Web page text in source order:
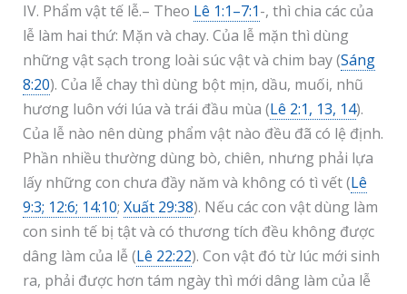
IV. Phẩm vật tế lễ.– Theo Lê 1:1–7:1-, thì chia các của
lễ làm hai thứ: Mặn và chay. Của lễ mặn thì dùng
những vật sạch trong loài súc vật và chim bay (Sáng
8:20). Của lễ chay thì dùng bột mịn, dầu, muối, nhũ
hương luôn với lúa và trái đầu mùa (Lê 2:1, 13, 14).
Của lễ nào nên dùng phẩm vật nào đều đã có lệ định.
Phần nhiều thường dùng bò, chiên, nhưng phải lựa
lấy những con chưa đầy năm và không có tì vết (Lê
9:3; 12:6; 14:10; Xuất 29:38). Nếu các con vật dùng làm
con sinh tế bị tật và có thương tích đều không được
dâng làm của lễ (Lê 22:22). Con vật đó từ lúc mới sinh
ra, phải được hơn tám ngày thì mới dâng làm của lễ